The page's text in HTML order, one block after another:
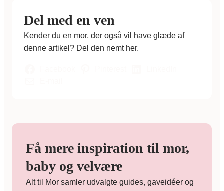
Del med en ven
Kender du en mor, der også vil have glæde af
denne artikel? Del den nemt her.
Få mere inspiration til mor,
baby og velvære
Alt til Mor samler udvalgte guides, gaveidéer og